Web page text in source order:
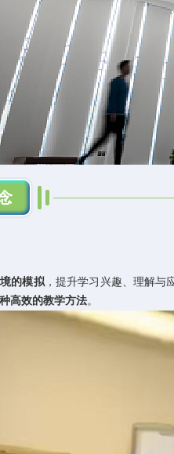
的模拟，提升学习兴趣、理解与
高效的教学方法。